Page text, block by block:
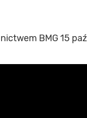
BMG 15